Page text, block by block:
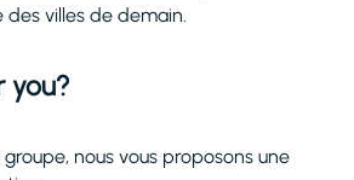
villes de demain.
you?
nous vous proposons une